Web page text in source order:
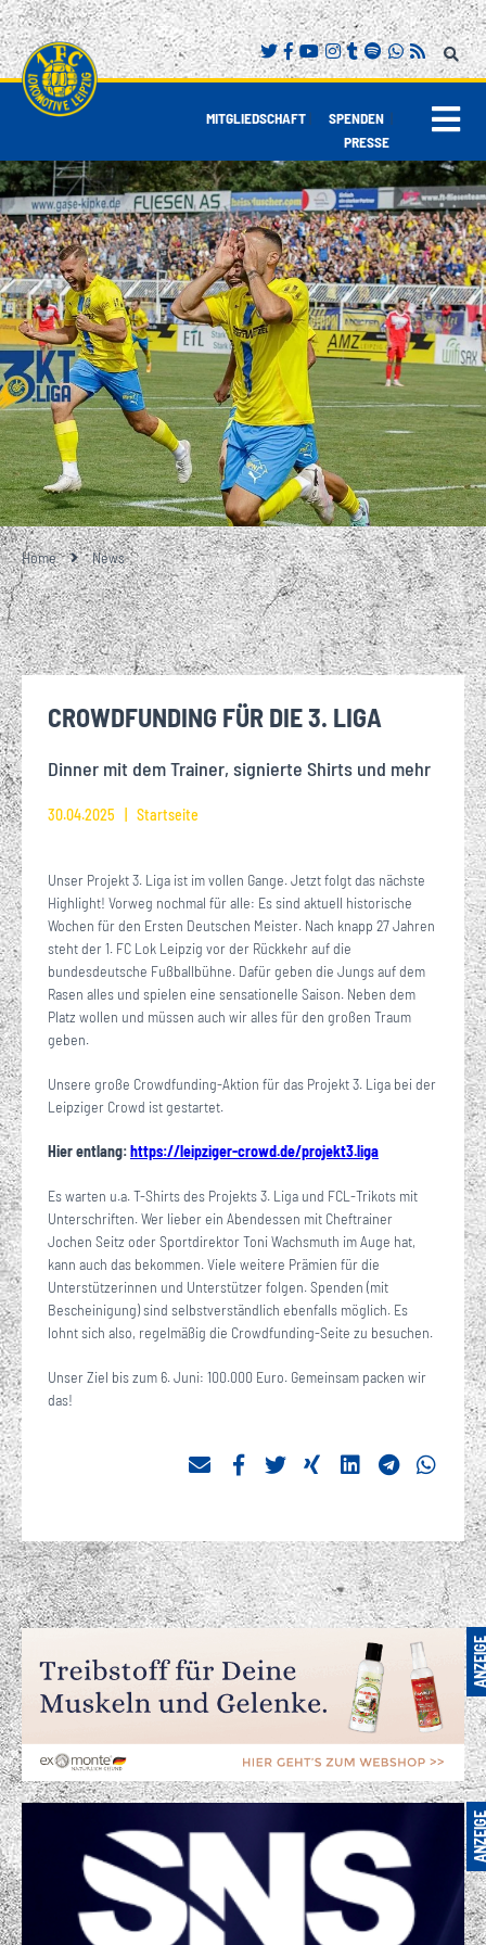
MITGLIEDSCHAFT| SPENDEN |
PRESSE
Home News
CROWDFUNDING FÜR DIE 3. LIGA
Dinner mit dem Trainer, signierte Shirts und mehr
30.04.2025 Startseite
Unser Projekt 3. Liga ist im vollen Gange. Jetzt folgt das nächste
Highlight! Vorweg nochmal für alle: Es sind aktuell historische
Wochen für den Ersten Deutschen Meister. Nach knapp 27 Jahren
steht der 1. FC Lok Leipzig vor der Rückkehr auf die
bundesdeutsche Fußballbühne. Dafür geben die Jungs auf dem
Rasen alles und spielen eine sensationelle Saison. Neben dem
Platz wollen und müssen auch wir alles für den großen Traum
geben.
Unsere große Crowdfunding-Aktion für das Projekt 3. Liga bei der
Leipziger Crowd ist gestartet.
Hier entlang:https://leipziger-crowd.de/projekt3.liga
Es warten u.a. T-Shirts des Projekts 3. Liga und FCL-Trikots mit
Unterschriften. Wer lieber ein Abendessen mit Cheftrainer
Jochen Seitz oder Sportdirektor Toni Wachsmuth im Auge hat,
kann auch das bekommen. Viele weitere Prämien für die
Unterstützerinnen und Unterstützer folgen. Spenden (mit
Bescheinigung) sind selbstverständlich ebenfalls möglich. Es
lohnt sich also, regelmäßig die Crowdfunding-Seite zu besuchen.
Unser Ziel bis zum 6. Juni: 100.000 Euro. Gemeinsam packen wir
das!